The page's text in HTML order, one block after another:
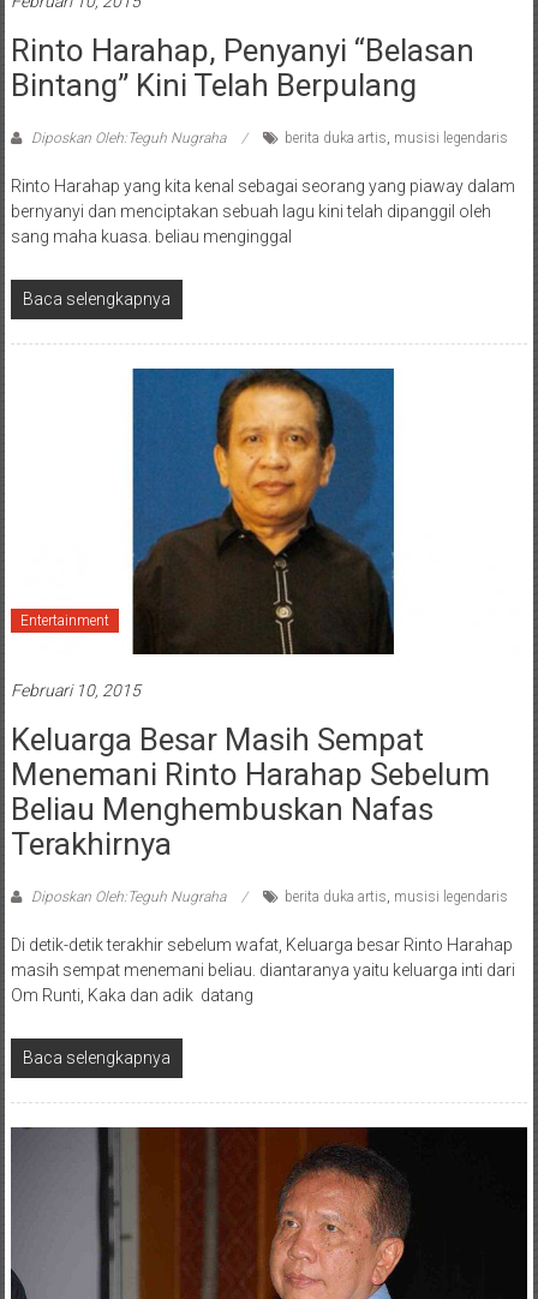
Rinto Harahap, Penyanyi “Belasan
Bintang” Kini Telah Berpulang
Diposkan Oleh:Teguh Nugraha berita duka artis musisi legendaris
Rinto Harahap yang kita kenal sebagai seorang yang piaway dalam
bernyanyi dan menciptakan sebuah lagu kini telah dipanggil oleh
sang maha kuasa. beliau menginggal
Baca selengkapnya
Entertainment
Februari 10, 2015
Keluarga Besar Masih Sempat
Menemani Rinto Harahap Sebelum
Beliau Menghembuskan Nafas
Terakhirnya
Diposkan Oleh:Teguh Nugraha berita duka artis, musisi legendaris
Di detik-detik terakhir sebelum wafat, Keluarga besar Rinto Harahap
masih sempat menemani beliau. diantaranya yaitu keluarga inti dari
Om Runti, Kaka dan adik datang
Baca selengkapnya